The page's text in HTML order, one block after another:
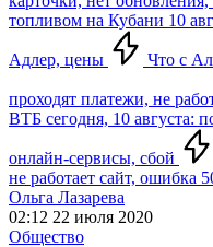
топливом на Кубани 10
Адлер, цены Что с
проходят платежи, не
ВТБ сегодня, 10 августа:
онлайн-сервисы, сбой
не работает сайт, ошибка
Ольга Лазарева
02:12 22 июля 2020
Общество